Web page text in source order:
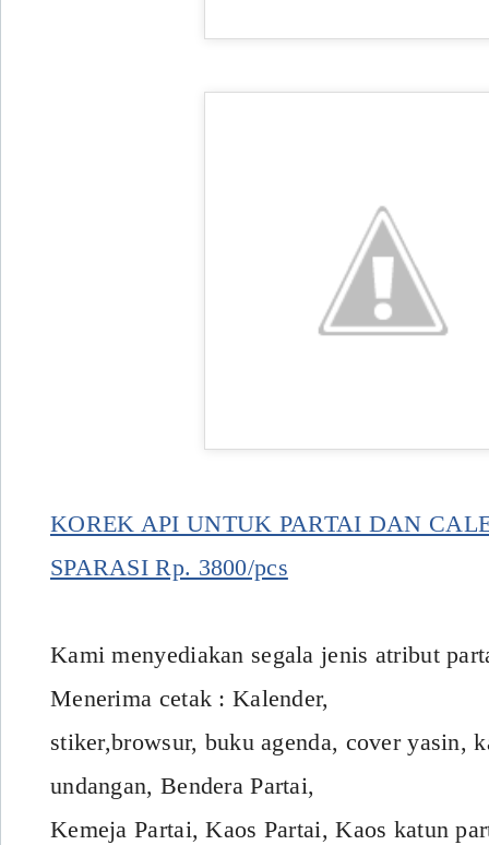
KOREK API UNTUK PARTAI DAN
SPARASI Rp. 3800/pcs
Kami menyediakan segala jenis atribut
Menerima cetak : Kalender,
stiker,browsur, buku agenda, cover yasin,
undangan, Bendera Partai,
Kemeja Partai, Kaos Partai, Kaos katun